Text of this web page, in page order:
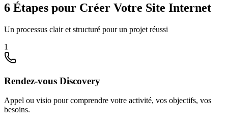
6 Étapes pour Créer Votre Site Internet
Un processus clair et structuré pour un projet réussi
1
Rendez-vous Discovery
Appel ou visio pour comprendre votre activité, vos objectifs, vos
besoins.